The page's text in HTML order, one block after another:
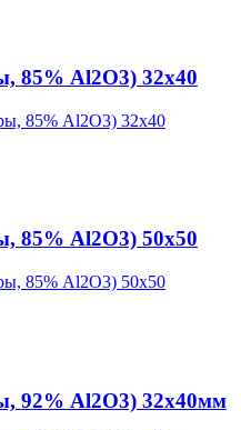
85% Al2O3) 32х40
85% Al2O3) 50х50
92% Al2O3) 32х40мм